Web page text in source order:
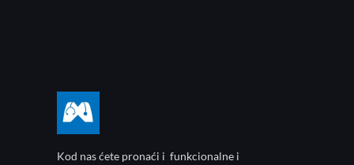
Kod nas ćete pronaći i funkcionalne i